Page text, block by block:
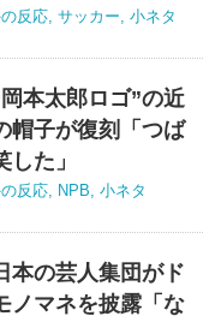
反応, サッカー, 小ネタ
岡本太郎ロゴ”の近
帽子が復刻「つば
た」
反応, NPB, 小ネタ
本の芸人集団がド
ノマネを披露「な